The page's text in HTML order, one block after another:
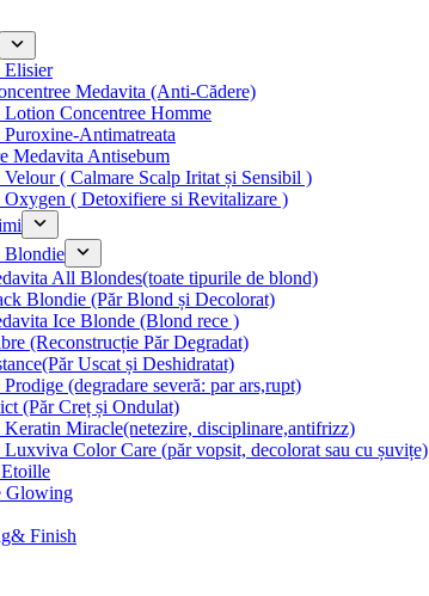
Elisier
Medavita (Anti-Cădere)
Concentree Homme
Antimatreata
Medavita Antisebum
( Calmare Scalp Iritat și Sensibil )
Oxygen ( Detoxifiere si Revitalizare )
Blondie
All Blondes(toate tipurile de blond)
Blondie (Păr Blond și Decolorat)
Ice Blonde (Blond rece )
(Reconstrucție Păr Degradat)
Uscat și Deshidratat)
(degradare severă: par ars,rupt)
(Păr Creț și Ondulat)
Keratin Miracle(netezire, disciplinare,antifrizz)
Color Care (păr vopsit, decolorat sau cu șuvițe)
Glowing
Finish